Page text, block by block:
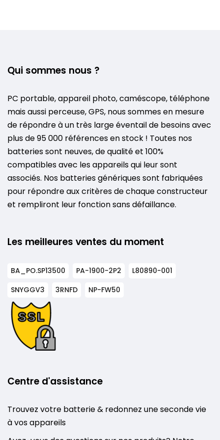
Qui sommes nous ?
PC portable, appareil photo, caméscope, téléphone
mais aussi perceuse, GPS, nous sommes en mesure
de répondre à un très large éventail de besoins avec
plus de 95 000 références en stock ! Toutes nos
batteries sont neuves, de qualité et 100%
compatibles avec les appareils qui leur sont
associés. Nos batteries génériques sont fabriquées
pour répondre aux critères de chaque constructeur
et rempliront leur fonction sans défaillance.
Les meilleures ventes du moment
BA_PO.SP13500 PA-1900-2P2
L80890-001
SNYGGV3
3RNFD NP-FW50
Centre d'assistance
Trouvez votre batterie & redonnez une seconde vie
à vos appareils